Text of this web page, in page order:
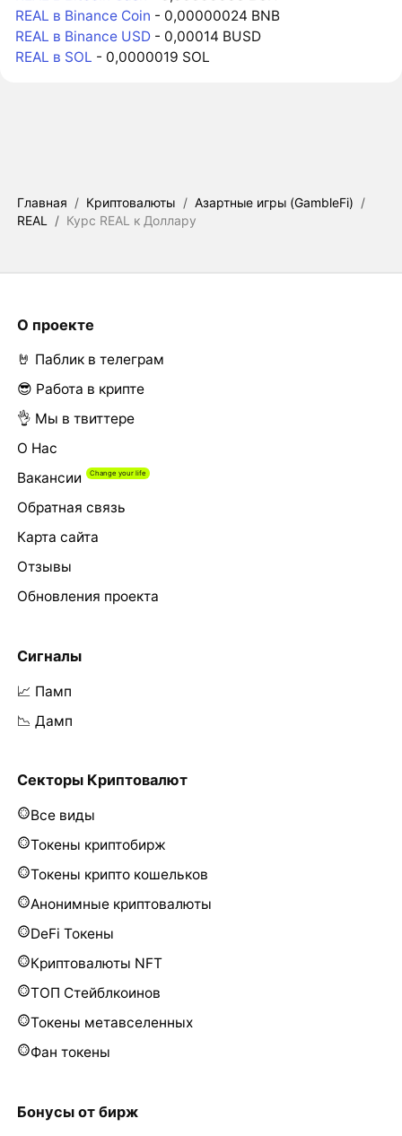
REAL в Binance Coin - 0,00000024 BNB
REAL в Binance USD - 0,00014 BUSD
REAL в SOL - 0,0000019 SOL
Главная / Криптовалюты / Азартные игры (GambleFi) /
REAL / Курс REAL к Доллару
О проекте
🤘 Паблик в телеграм
😎 Работа в крипте
👌 Мы в твиттере
О Нас
Вакансии
Обратная связь
Карта сайта
Отзывы
Обновления проекта
Сигналы
📈 Памп
📉 Дамп
Секторы Криптовалют
Все виды
Токены криптобирж
Токены крипто кошельков
Анонимные криптовалюты
DeFi Токены
Криптовалюты NFT
ТОП Стейблкоинов
Токены метавселенных
Фан токены
Бонусы от бирж